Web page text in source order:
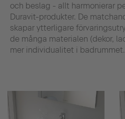
och beslag - allt harmonierar
Duravit-produkter. De
skapar ytterligare
de många materialen (dekor,
mer individualitet i badrummet.